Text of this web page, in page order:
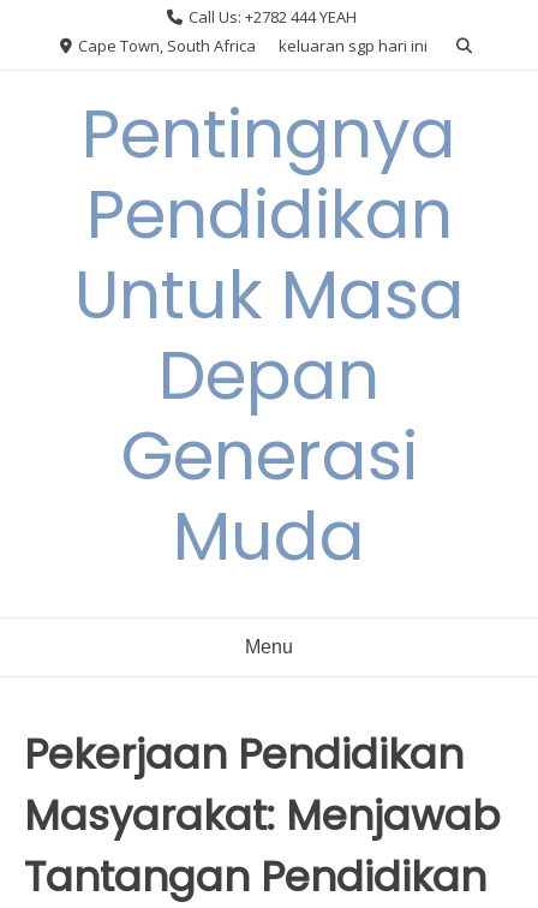
Call Us: +2782 444 YEAH
Cape Town, South Africa
keluaran sgp hari ini
Pentingnya
Pendidikan
Untuk Masa
Depan
Generasi
Muda
Menu
Pekerjaan Pendidikan
Masyarakat: Menjawab
Tantangan Pendidikan